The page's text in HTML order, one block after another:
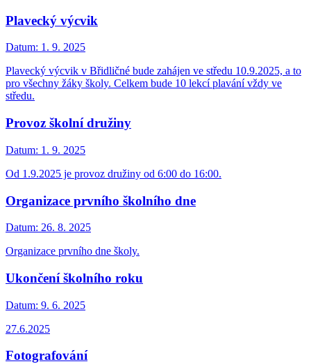
Plavecký výcvik
Datum: 1. 9. 2025
Plavecký výcvik v Břidličné bude zahájen ve středu 10.9.2025, a to
pro všechny žáky školy. Celkem bude 10 lekcí plavání vždy ve
středu.
Provoz školní družiny
Datum: 1. 9. 2025
Od 1.9.2025 je provoz družiny od 6:00 do 16:00.
Organizace prvního školního dne
Datum: 26. 8. 2025
Organizace prvního dne školy.
Ukončení školního roku
Datum: 9. 6. 2025
27.6.2025
Fotografování